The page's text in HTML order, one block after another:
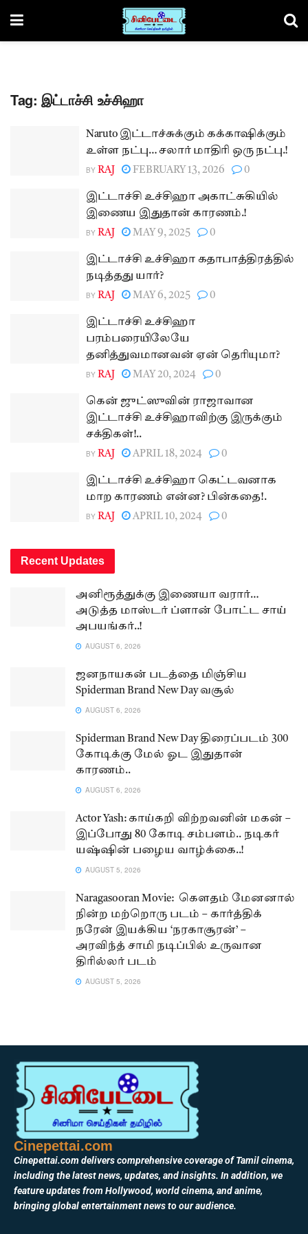
Tag: இட்டாச்சி உச்சிஹா
Naruto இட்டாச்சுக்கும் கக்காஷிக்கும்
உள்ள நட்பு… சலார் மாதிரி ஒரு நட்பு.!
BY RAJ FEBRUARY 13, 2026 0
இட்டாச்சி உச்சிஹா அகாட்சுகியில்
இணைய இதுதான் காரணம்.!
BY RAJ MAY 9, 2025 0
இட்டாச்சி உச்சிஹா கதாபாத்திரத்தில்
நடித்தது யார்?
BY RAJ MAY 6, 2025 0
இட்டாச்சி உச்சிஹா
பரம்பரையிலேயே
தனித்துவமானவன் ஏன் தெரியுமா?
BY RAJ MAY 20, 2024 0
கென் ஜுட்ஸுவின் ராஜாவான
இட்டாச்சி உச்சிஹாவிற்கு இருக்கும்
சக்திகள்!..
BY RAJ APRIL 18, 2024 0
இட்டாச்சி உச்சிஹா கெட்டவனாக
மாற காரணம் என்ன? பின்கதை!.
BY RAJ APRIL 10, 2024 0
Recent Updates
அனிரூத்துக்கு இணையா வரார்…
அடுத்த மாஸ்டர் ப்ளான் போட்ட சாய்
அபயங்கர்..!
AUGUST 6, 2026
ஜனநாயகன் படத்தை மிஞ்சிய
Spiderman Brand New Day வசூல்
AUGUST 6, 2026
Spiderman Brand New Day திரைப்படம் 300
கோடிக்கு மேல் ஓட இதுதான்
காரணம்..
AUGUST 6, 2026
Actor Yash: காய்கறி விற்றவனின் மகன் –
இப்போது 80 கோடி சம்பளம்.. நடிகர்
யஷ்ஷின் பழைய வாழ்க்கை..!
AUGUST 5, 2026
Naragasooran Movie: கௌதம் மேனனால்
நின்ற மற்றொரு படம் – கார்த்திக்
நரேன் இயக்கிய ‘நரகாசூரன்’ –
அரவிந்த் சாமி நடிப்பில் உருவான
திரில்லர் படம்
AUGUST 5, 2026
Cinepettai.com
Cinepettai.com delivers comprehensive coverage of Tamil cinema,
including the latest news, updates, and insights. In addition, we
feature updates from Hollywood, world cinema, and anime,
bringing global entertainment news to our audience.